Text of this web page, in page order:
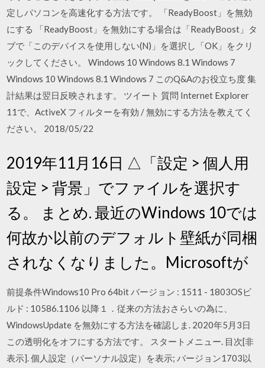
定しパソコンを高速化する方法です。 「ReadyBoost」を無効
にする 「ReadyBoost」を無効にする場合は「ReadyBoost」タ
ブで「このデバイスを使用しない(N)」を選択し「OK」をクリ
ックしてください。 Windows 10 Windows 8.1 Windows 7
Windows 10 Windows 8.1 Windows 7 このQ&Aのお役立ち度 集
計結果は翌日反映されます。 ツイート 質問 Internet Explorer
11で、ActiveX フィルターを有効 / 無効にする方法を教えてく
ださい。 2018/05/22
2019年11月16日 △「設定 > 個人用
設定 > 背景」でファイルを選択す
る。 まとめ. 最近のWindows 10では
何故か以前のデフォルト壁紙が同梱
されなくなりました。Microsoftが
前提条件Windows10 Pro 64bit バージョン : 1511 - 1803OSビ
ルド : 10586.1106 以降１．従来の方法おさらいの為に、
WindowsUpdate を無効にする方法を確認しま. 2020年5月3日
この透明化をオフにする方法です。 スタートメニュー. 目次[非
表示]. 個人設定（パーソナル設定）を表示; バージョン1703以